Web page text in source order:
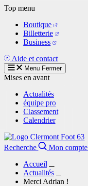
Aller
contenu
principal
Top menu
Boutique
Billetterie
Business
Aide et contact
Menu Fermer
Mises en avant
Actualités
équipe pro
Classement
Calendrier
Recherche
Mon compte
Accueil
Actualités
Merci Adrian !